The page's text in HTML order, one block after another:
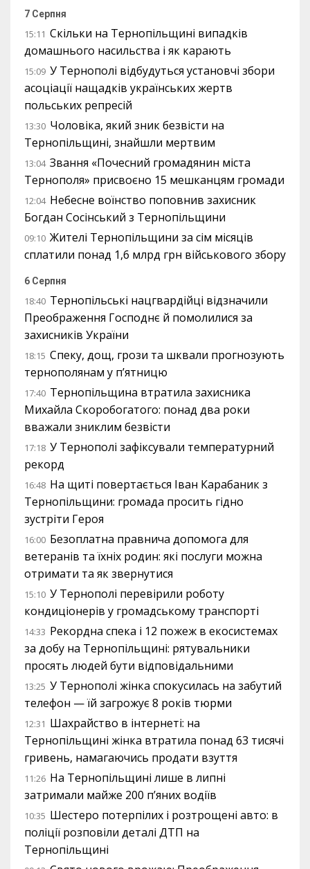
7 Серпня
15:11 Скільки на Тернопільщині випадків
домашнього насильства і як карають
15:09 У Тернополі відбудуться установчі збори
асоціації нащадків українських жертв
польських репресій
13:30 Чоловіка, який зник безвісти на
Тернопільщині, знайшли мертвим
13:04 Звання «Почесний громадянин міста
Тернополя» присвоєно 15 мешканцям громади
12:04 Небесне воїнство поповнив захисник
Богдан Сосінський з Тернопільщини
09:10 Жителі Тернопільщини за сім місяців
сплатили понад 1,6 млрд грн військового збору
6 Серпня
18:40 Тернопільські нацгвардійці відзначили
Преображення Господнє й помолилися за
захисників України
18:15 Спеку, дощ, грози та шквали прогнозують
тернополянам у п’ятницю
17:40 Тернопільщина втратила захисника
Михайла Скоробогатого: понад два роки
вважали зниклим безвісти
17:18 У Тернополі зафіксували температурний
рекорд
16:48 На щиті повертається Іван Карабаник з
Тернопільщини: громада просить гідно
зустріти Героя
16:00 Безоплатна правнича допомога для
ветеранів та їхніх родин: які послуги можна
отримати та як звернутися
15:10 У Тернополі перевірили роботу
кондиціонерів у громадському транспорті
14:33 Рекордна спека і 12 пожеж в екосистемах
за добу на Тернопільщині: рятувальники
просять людей бути відповідальними
13:25 У Тернополі жінка спокусилась на забутий
телефон — їй загрожує 8 років тюрми
12:31 Шахрайство в інтернеті: на
Тернопільщині жінка втратила понад 63 тисячі
гривень, намагаючись продати взуття
11:26 На Тернопільщині лише в липні
затримали майже 200 п’яних водіїв
10:35 Шестеро потерпілих і розтрощені авто: в
поліції розповіли деталі ДТП на
Тернопільщині